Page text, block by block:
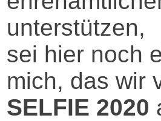
unterstützen,
sei hier noch
mich, das wir
SELFIE 2020